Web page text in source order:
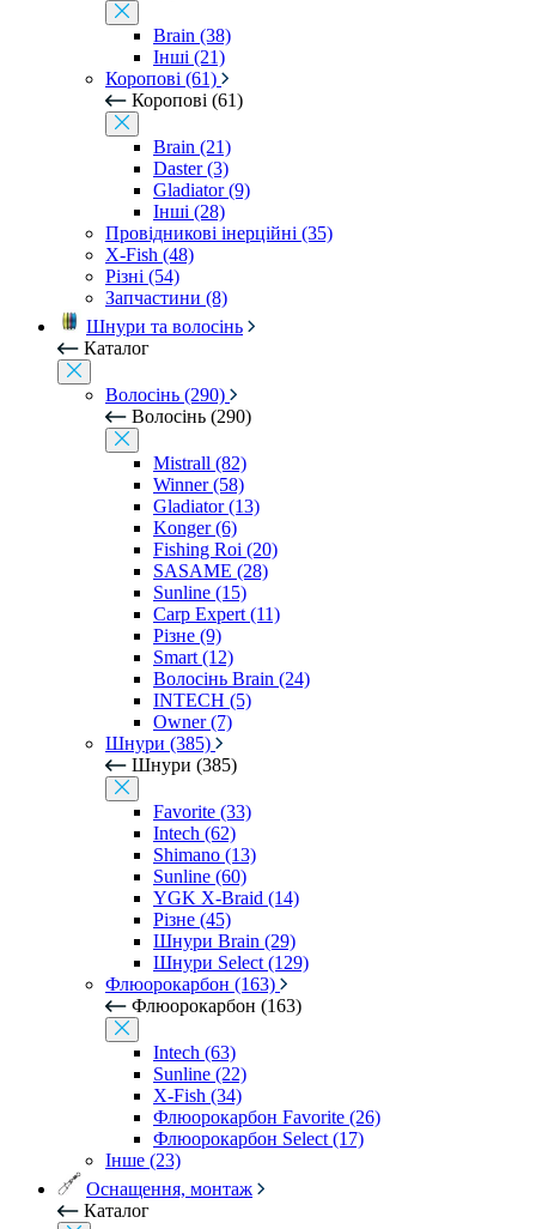
Brain (38)
Інші (21)
Коропові (61)
Коропові (61)
Brain (21)
Daster (3)
Gladiator (9)
Інші (28)
Провідникові інерційні (35)
X-Fish (48)
Різні (54)
Запчастини (8)
Шнури та волосінь
Каталог
Волосінь (290)
Волосінь (290)
Mistrall (82)
Winner (58)
Gladiator (13)
Konger (6)
Fishing Roi (20)
SASAME (28)
Sunline (15)
Carp Expert (11)
Різне (9)
Smart (12)
Волосінь Brain (24)
INTECH (5)
Owner (7)
Шнури (385)
Шнури (385)
Favorite (33)
Intech (62)
Shimano (13)
Sunline (60)
YGK X-Braid (14)
Різне (45)
Шнури Brain (29)
Шнури Select (129)
Флюорокарбон (163)
Флюорокарбон (163)
Intech (63)
Sunline (22)
X-Fish (34)
Флюорокарбон Favorite (26)
Флюорокарбон Select (17)
Інше (23)
Оснащення, монтаж
Каталог